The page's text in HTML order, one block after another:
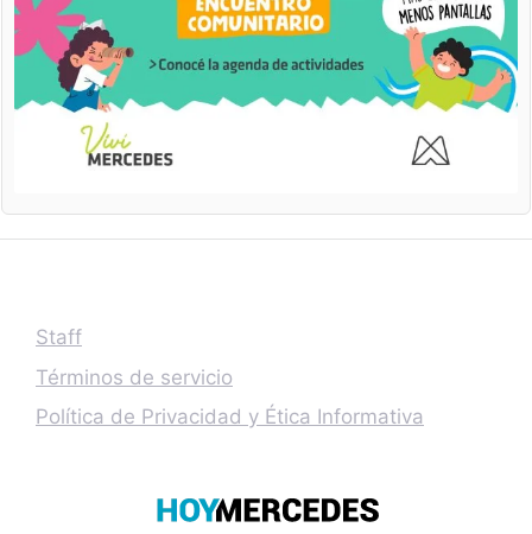
Staff
Términos de servicio
Política de Privacidad y Ética Informativa